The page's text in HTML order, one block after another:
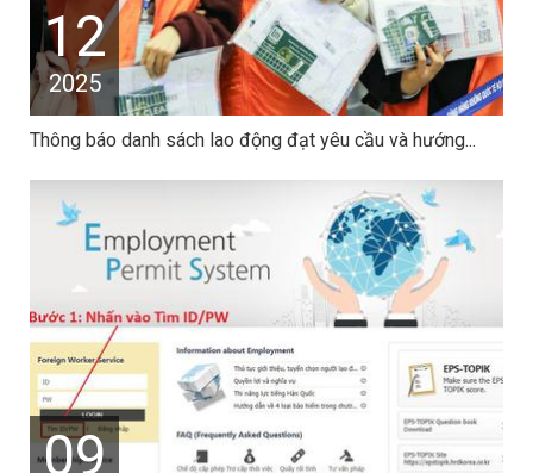
12
2025
Thông báo danh sách lao động đạt yêu cầu và hướng...
09